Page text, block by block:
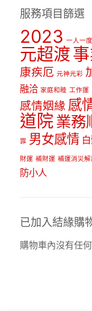
服務項目篩選
2023 一人一
元超渡
康疾厄 元神光彩
融洽 家庭和睦 工作運
感情姻緣 感
道院業務
罪 男女感情
財運 補財運 補運消災解
防小人
已加入結緣購
購物車內沒有任